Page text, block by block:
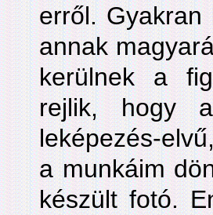
erről. Gyakran
annak
kerülnek a
rejlik, hogy
leképezés-
a munkáim
készült fotó.